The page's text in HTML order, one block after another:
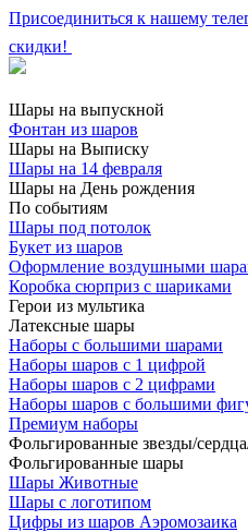
Присоединиться к нашему
скидки!
Шары на выпускной
Фонтан из шаров
Шары на Выписку
Шары на 14 февраля
Шары на День рождения
По событиям
Шары под потолок
Букет из шаров
Оформление воздушными
Коробка сюрприз с шариками
Герои из мультика
Латексные шары
Наборы с большими шарами
Наборы шаров с 1 цифрой
Наборы шаров с 2 цифрами
Наборы шаров с большими
Премиум наборы
Фольгированные звезды/
Фольгированные шары
Шары Животные
Шары с логотипом
Цифры из шаров Аэромозаика